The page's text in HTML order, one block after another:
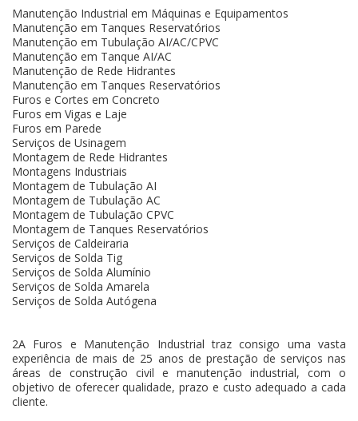
Manutenção Industrial em Máquinas e Equipamentos
Manutenção em Tanques Reservatórios
Manutenção em Tubulação AI/AC/CPVC
Manutenção em Tanque AI/AC
Manutenção de Rede Hidrantes
Manutenção em Tanques Reservatórios
Furos e Cortes em Concreto
Furos em Vigas e Laje
Furos em Parede
Serviços de Usinagem
Montagem de Rede Hidrantes
Montagens Industriais
Montagem de Tubulação AI
Montagem de Tubulação AC
Montagem de Tubulação CPVC
Montagem de Tanques Reservatórios
Serviços de Caldeiraria
Serviços de Solda Tig
Serviços de Solda Alumínio
Serviços de Solda Amarela
Serviços de Solda Autógena
2A Furos e Manutenção Industrial traz consigo uma vasta
experiência de mais de 25 anos de prestação de serviços nas
áreas de construção civil e manutenção industrial, com o
objetivo de oferecer qualidade, prazo e custo adequado a cada
cliente.